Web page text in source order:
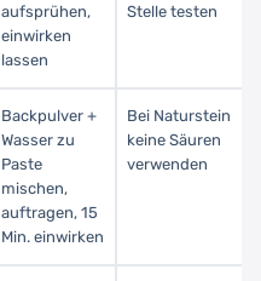
aufsprühen,
einwirken
lassen
Stelle testen
Backpulver +
Wasser zu
Paste
mischen,
auftragen, 15
Min. einwirken
Bei Naturstein
keine Säuren
verwenden